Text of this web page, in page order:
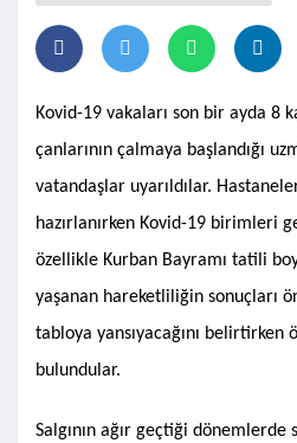
Kovid-19 vakaları son bir ayda 8
çanlarının çalmaya başlandığı
vatandaşlar uyarıldılar.
hazırlanırken Kovid-19 birimleri
özellikle Kurban Bayramı tatili
yaşanan hareketliliğin sonuçları
tabloya yansıyacağını belirtirken
bulundular.
Salgının ağır geçtiği dönemlerde